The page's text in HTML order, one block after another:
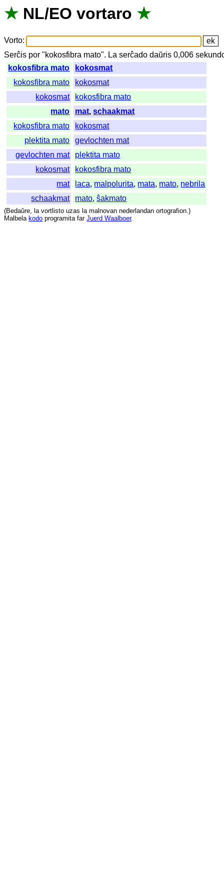
★ NL/EO vortaro ★
Vorto:
Serĉis por "kokosfibra mato". La serĉado daŭris 0,006
kokosfibra mato
kokosmat
kokosfibra mato
kokosmat
kokosmat
kokosfibra mato
mato
mat,schaakmat
kokosfibra mato
kokosmat
plektita mato
gevlochten mat
gevlochten mat
plektita mato
kokosmat
kokosfibra mato
mat
laca, malpolurita, mata, mato, nebrila
schaakmat
mato,ŝakmato
(Bedaŭre, la vortlisto uzas la malnovan nederlandan ortografion.)
Malbela kodo programita far Juerd Waalboer.